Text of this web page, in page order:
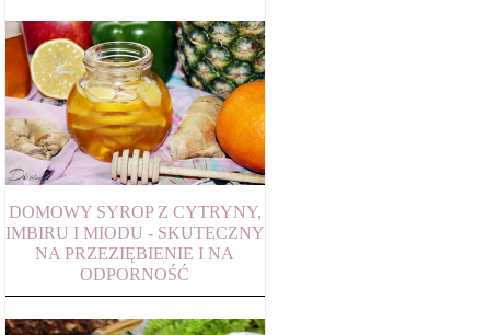
DOMOWY SYROP Z CYTRYNY,
IMBIRU I MIODU - SKUTECZNY
NA PRZEZIĘBIENIE I NA
ODPORNOŚĆ